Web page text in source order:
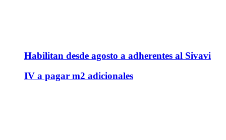
Habilitan desde agosto a adherentes al Sivavi
IV a pagar m2 adicionales